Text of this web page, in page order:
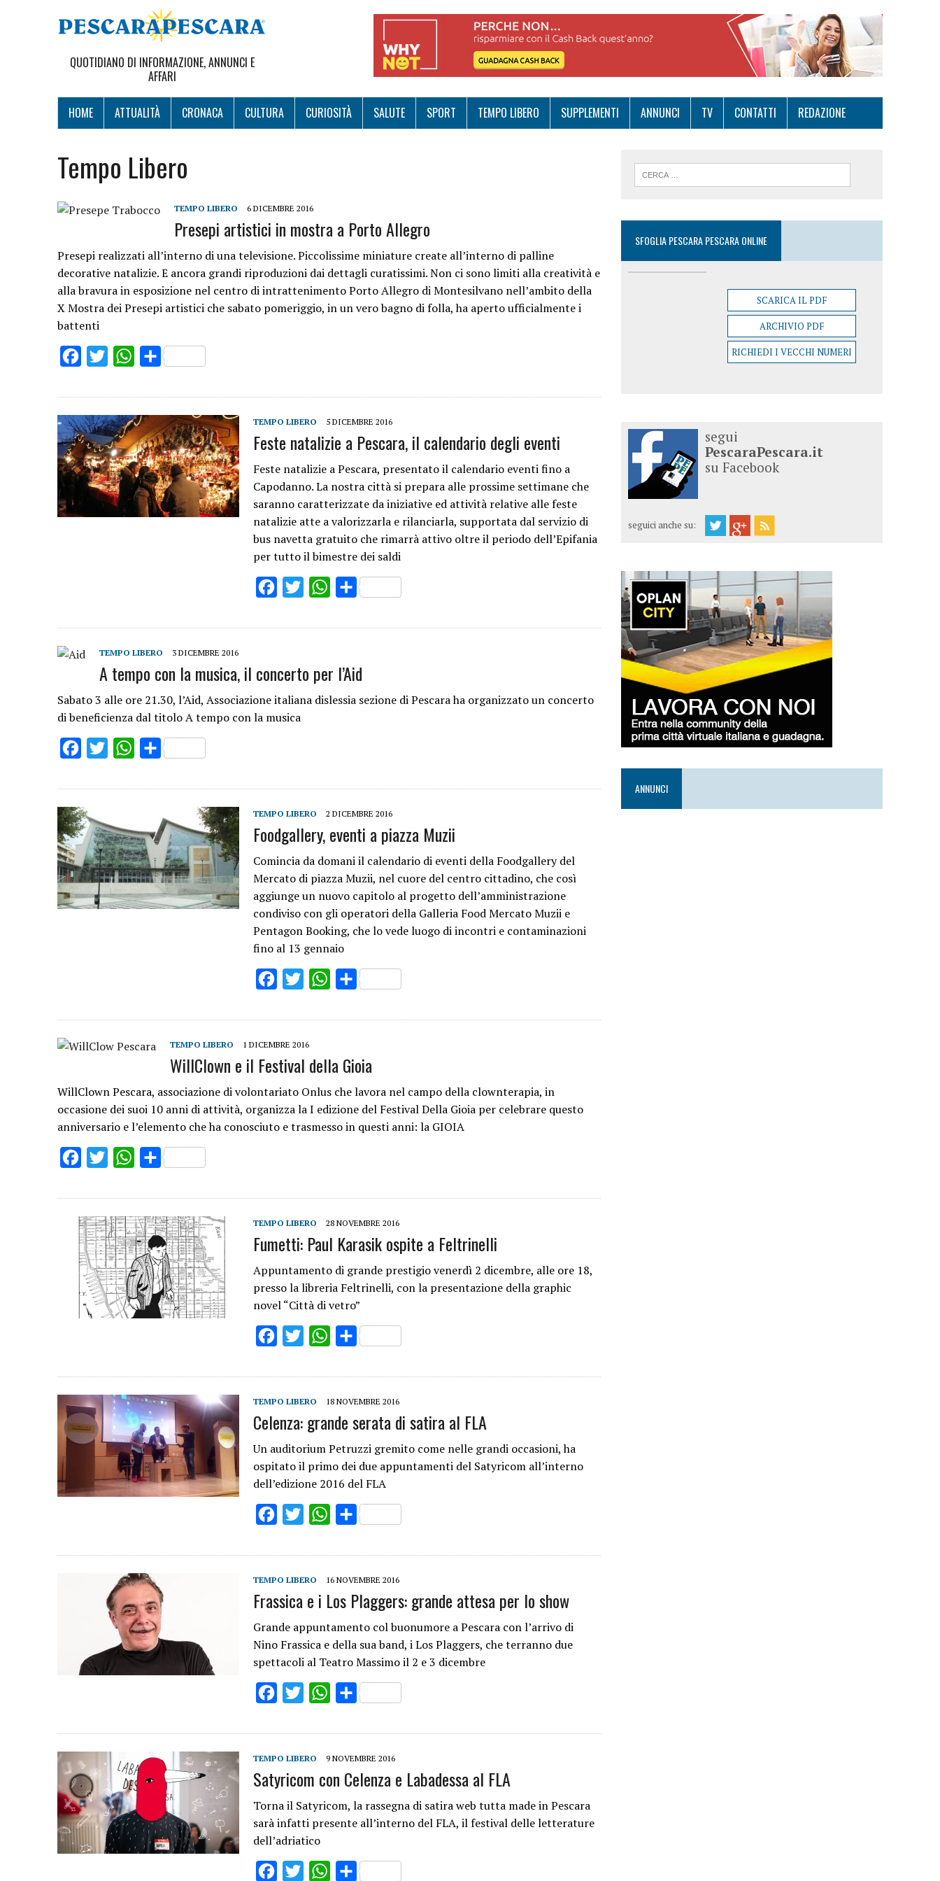
QUOTIDIANO DI INFORMAZIONE, ANNUNCI E
AFFARI
HOME ATTUALITÀ CRONACA CULTURA CURIOSITÀ SALUTE SPORT TEMPO LIBERO SUPPLEMENTI ANNUNCI TV CONTATTI REDAZIONE
Tempo Libero
TEMPO LIBERO 6 DICEMBRE 2016
Presepi artistici in mostra a Porto Allegro
Presepi realizzati all’interno di una televisione. Piccolissime miniature create all’interno di palline
decorative natalizie. E ancora grandi riproduzioni dai dettagli curatissimi. Non ci sono limiti alla creatività e
alla bravura in esposizione nel centro di intrattenimento Porto Allegro di Montesilvano nell’ambito della
X Mostra dei Presepi artistici che sabato pomeriggio, in un vero bagno di folla, ha aperto ufficialmente i
battenti
FacebookTwitterWhatsApp
Share
TEMPO LIBERO 5 DICEMBRE 2016
Feste natalizie a Pescara, il calendario degli eventi
Feste natalizie a Pescara, presentato il calendario eventi fino a
Capodanno. La nostra città si prepara alle prossime settimane che
saranno caratterizzate da iniziative ed attività relative alle feste
natalizie atte a valorizzarla e rilanciarla, supportata dal servizio di
bus navetta gratuito che rimarrà attivo oltre il periodo dell’Epifania
per tutto il bimestre dei saldi
FacebookTwitterWhatsApp
Share
TEMPO LIBERO 3 DICEMBRE 2016
A tempo con la musica, il concerto per l’Aid
Sabato 3 alle ore 21.30, l’Aid, Associazione italiana dislessia sezione di Pescara ha organizzato un concerto
di beneficienza dal titolo A tempo con la musica
FacebookTwitterWhatsApp
Share
TEMPO LIBERO 2 DICEMBRE 2016
Foodgallery, eventi a piazza Muzii
Comincia da domani il calendario di eventi della Foodgallery del
Mercato di piazza Muzii, nel cuore del centro cittadino, che così
aggiunge un nuovo capitolo al progetto dell’amministrazione
condiviso con gli operatori della Galleria Food Mercato Muzii e
Pentagon Booking, che lo vede luogo di incontri e contaminazioni
fino al 13 gennaio
FacebookTwitterWhatsApp
Share
TEMPO LIBERO 1 DICEMBRE 2016
WillClown e il Festival della Gioia
WillClown Pescara, associazione di volontariato Onlus che lavora nel campo della clownterapia, in
occasione dei suoi 10 anni di attività, organizza la I edizione del Festival Della Gioia per celebrare questo
anniversario e l’elemento che ha conosciuto e trasmesso in questi anni: la GIOIA
FacebookTwitterWhatsApp
Share
TEMPO LIBERO 28 NOVEMBRE 2016
Fumetti: Paul Karasik ospite a Feltrinelli
Appuntamento di grande prestigio venerdì 2 dicembre, alle ore 18,
presso la libreria Feltrinelli, con la presentazione della graphic
novel “Città di vetro”
FacebookTwitterWhatsApp
Share
TEMPO LIBERO 18 NOVEMBRE 2016
Celenza: grande serata di satira al FLA
Un auditorium Petruzzi gremito come nelle grandi occasioni, ha
ospitato il primo dei due appuntamenti del Satyricom all’interno
dell’edizione 2016 del FLA
FacebookTwitterWhatsApp
Share
TEMPO LIBERO 16 NOVEMBRE 2016
Frassica e i Los Plaggers: grande attesa per lo show
Grande appuntamento col buonumore a Pescara con l’arrivo di
Nino Frassica e della sua band, i Los Plaggers, che terranno due
spettacoli al Teatro Massimo il 2 e 3 dicembre
FacebookTwitterWhatsApp
Share
TEMPO LIBERO 9 NOVEMBRE 2016
Satyricom con Celenza e Labadessa al FLA
Torna il Satyricom, la rassegna di satira web tutta made in Pescara
sarà infatti presente all’interno del FLA, il festival delle letterature
dell’adriatico
FacebookTwitterWhatsApp
Share
SFOGLIA PESCARA PESCARA ONLINE
SCARICA IL PDF
ARCHIVIO PDF
RICHIEDI I VECCHI NUMERI
segui
PescaraPescara.it
su Facebook
seguici anche su:
ANNUNCI